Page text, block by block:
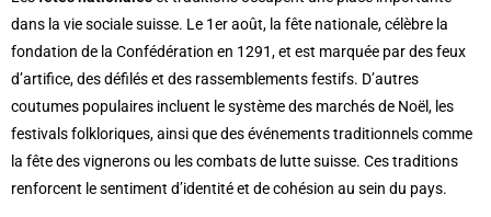
dans la vie sociale suisse. Le 1er août, la fête nationale, célèbre la
fondation de la Confédération en 1291, et est marquée par des feux
d’artifice, des défilés et des rassemblements festifs. D’autres
coutumes populaires incluent le système des marchés de Noël, les
festivals folkloriques, ainsi que des événements traditionnels comme
la fête des vignerons ou les combats de lutte suisse. Ces traditions
renforcent le sentiment d’identité et de cohésion au sein du pays.